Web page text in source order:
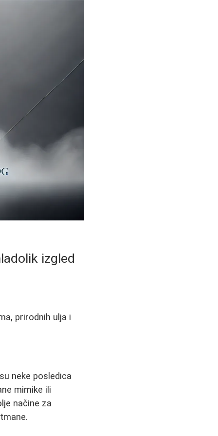
izgled
prirodnih ulja i
neke posledica
mimike ili
načine za